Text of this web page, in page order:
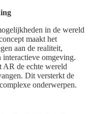
in de wereld
maakt het
aan de realiteit,
interactieve omgeving.
de echte wereld
Dit versterkt de
onderwerpen.